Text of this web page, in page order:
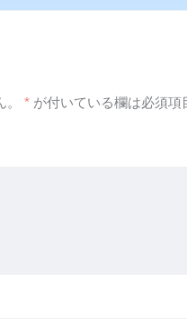
* が付いている欄は必須項